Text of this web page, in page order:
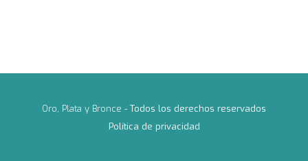
Oro, Plata y Bronce - Todos los derechos reservados
Política de privacidad